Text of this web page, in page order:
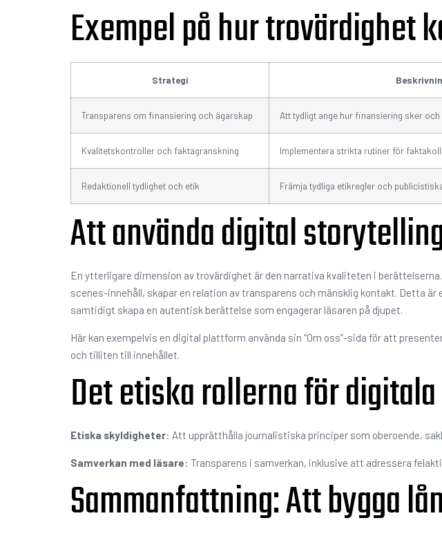
Exempel på hur trovärdighet
Strategi
Transparens om finansiering och ägarskap Att tydligt ange hur finansiering sker
Kvalitetskontroller och faktagranskning Implementera strikta rutiner för
Redaktionell tydlighet och etik Främja tydliga etikregler och
Att använda digital
En ytterligare dimension av trovärdighet är den narrativa kvaliteten i
scenes-innehåll, skapar en relation av transparens och mänsklig kontakt. Detta
samtidigt skapa en autentisk berättelse som engagerar läsaren på djupet.
Här kan exempelvis en digital plattform använda sin “Om oss”-sida för att
och tilliten till innehållet.
Det etiska rollerna för
Etiska skyldigheter: Att upprätthålla journalistiska principer som oberoende,
Samverkan med läsare: Transparens i samverkan, inklusive att adressera
Sammanfattning: Att bygga